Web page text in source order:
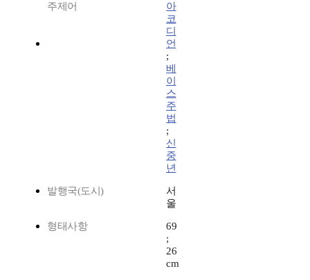
주제어
아
코
디
언
;
베
이
스
주
법
;
신
중
년
발행국(도시)
서
울
형태사항
69
;
26
cm